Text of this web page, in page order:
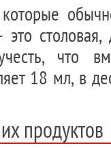
столовая,
что
18 мл, в
продуктов